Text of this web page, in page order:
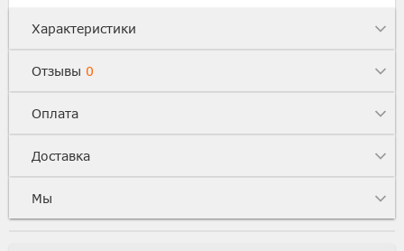
Характеристики
Отзывы 0
Оплата
Доставка
Мы